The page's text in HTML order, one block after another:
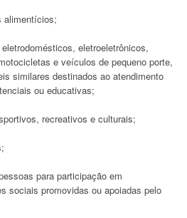
alimentícios;
eletroeletrônicos,
e veículos de pequeno porte,
similares destinados ao atendimento
ou educativas;
recreativos e culturais;
para participação em
sociais promovidas ou apoiadas pelo